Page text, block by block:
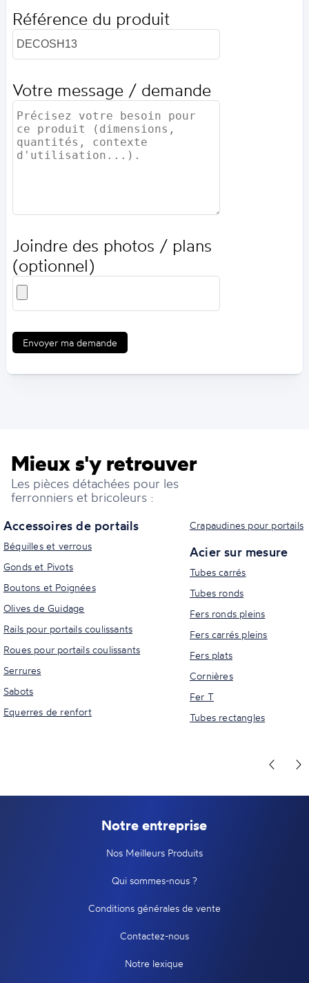
Référence du produit
Votre message / demande
Joindre des photos / plans
(optionnel)
Envoyer ma demande
Mieux s'y retrouver
Les pièces détachées pour les
ferronniers et bricoleurs :
Accessoires de portails
Béquilles et verrous
Gonds et Pivots
Boutons et Poignées
Olives de Guidage
Rails pour portails coulissants
Roues pour portails coulissants
Serrures
Sabots
Equerres de renfort
Crapaudines pour portails
Acier sur mesure
Tubes carrés
Tubes ronds
Fers ronds pleins
Fers carrés pleins
Fers plats
Cornières
Fer T
Tubes rectangles
Notre entreprise
Nos Meilleurs Produits
Qui sommes-nous ?
Conditions générales de vente
Contactez-nous
Notre lexique